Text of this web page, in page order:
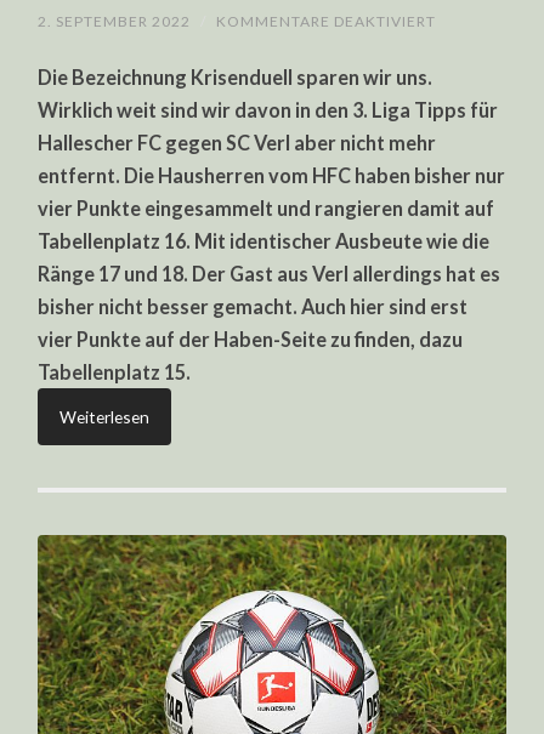
2. SEPTEMBER 2022 KOMMENTARE DEAKTIVIERT
FC
VERL
Die Bezeichnung Krisenduell sparen wir uns.
Wirklich weit sind wir davon in den 3. Liga Tipps für
Hallescher FC gegen SC Verl aber nicht mehr
entfernt. Die Hausherren vom HFC haben bisher nur
vier Punkte eingesammelt und rangieren damit auf
Tabellenplatz 16. Mit identischer Ausbeute wie die
Ränge 17 und 18. Der Gast aus Verl allerdings hat es
bisher nicht besser gemacht. Auch hier sind erst
vier Punkte auf der Haben-Seite zu finden, dazu
Tabellenplatz 15.
Weiterlesen